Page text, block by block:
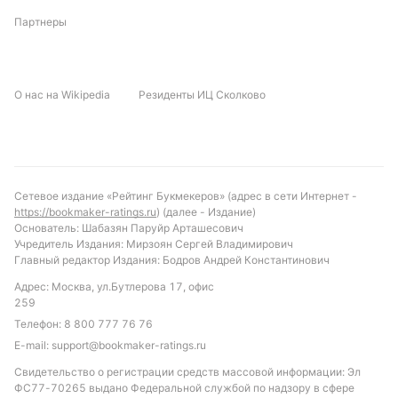
Прогноз и рекомендации по ставкам
количеством голов. Прогноз на победу Колегиялес
низкую среднюю результативность команд и
процент "сухих" побед в лиге. Также стоит
обратить внимание на возможность ничейного
исхода, учитывая осторожность обеих команд в
обороне.
Обновлено:
Автор
Партнеры
О нас на Wikipedia Резиденты ИЦ Сколково
Сетевое издание «Рейтинг Букмекеров» (адрес в сети Интернет -
https://bookmaker-ratings.ru) (далее - Издание)
Основатель: Шабазян Паруйр Арташесович
Учредитель Издания: Мирзоян Сергей Владимирович
Главный редактор Издания: Бодров Андрей Константинович
Адрес: Москва, ул.Бутлерова 17, офис
259
Телефон: 8 800 777 76 76
E-mail: support@bookmaker-ratings.ru
Свидетельство о регистрации средств массовой информации: Эл
ФС77-70265 выдано Федеральной службой по надзору в сфере